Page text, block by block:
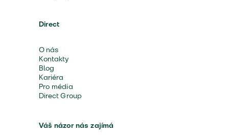
Direct
O nás
Kontakty
Blog
Kariéra
Pro média
Direct Group
Váš názor nás zajímá